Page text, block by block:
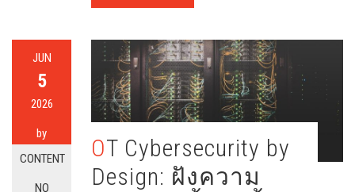
JUN
5
2026
by
CONTENT
NO
OT Cybersecurity by
Design: ฝังความ